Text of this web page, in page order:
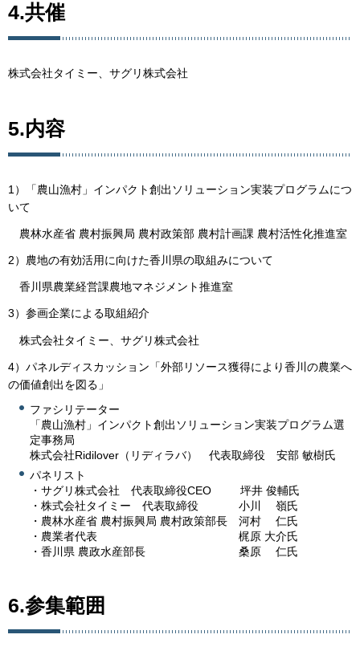
4.共催
株式会社タイミー、サグリ株式会社
5.内容
1）「農山漁村」インパクト創出ソリューション実装プログラムにつ
いて
農林水産省 農村振興局 農村政策部 農村計画課 農村活性化推進室
2）農地の有効活用に向けた香川県の取組みについて
香川県農業経営課農地マネジメント推進室
3）参画企業による取組紹介
株式会社タイミー、サグリ株式会社
4）パネルディスカッション「外部リソース獲得により香川の農業へ
の価値創出を図る」
ファシリテーター
「農山漁村」インパクト創出ソリューション実装プログラム選
定事務局
株式会社Ridilover（リディラバ） 代表取締役 安部 敏樹氏
パネリスト
・サグリ株式会社 代表取締役CEO 坪井 俊輔氏
・株式会社タイミー 代表取締役 小川 嶺氏
・農林水産省 農村振興局 農村政策部長 河村 仁氏
・農業者代表 梶原 大介氏
・香川県 農政水産部長 桑原 仁氏
6.参集範囲